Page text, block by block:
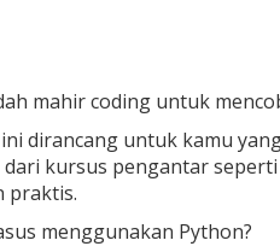
mahir coding untuk
dirancang untuk kamu
dari kursus pengantar
praktis.
menggunakan Python?